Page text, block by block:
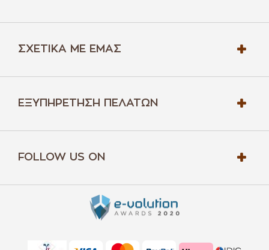
ΣΧΕΤΙΚΆ ΜΕ ΕΜΆΣ
ΕΞΥΠΗΡΈΤΗΣΗ ΠΕΛΑΤΏΝ
FOLLOW US ON